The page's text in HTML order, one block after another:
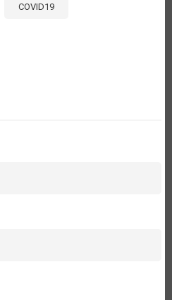
COVID19